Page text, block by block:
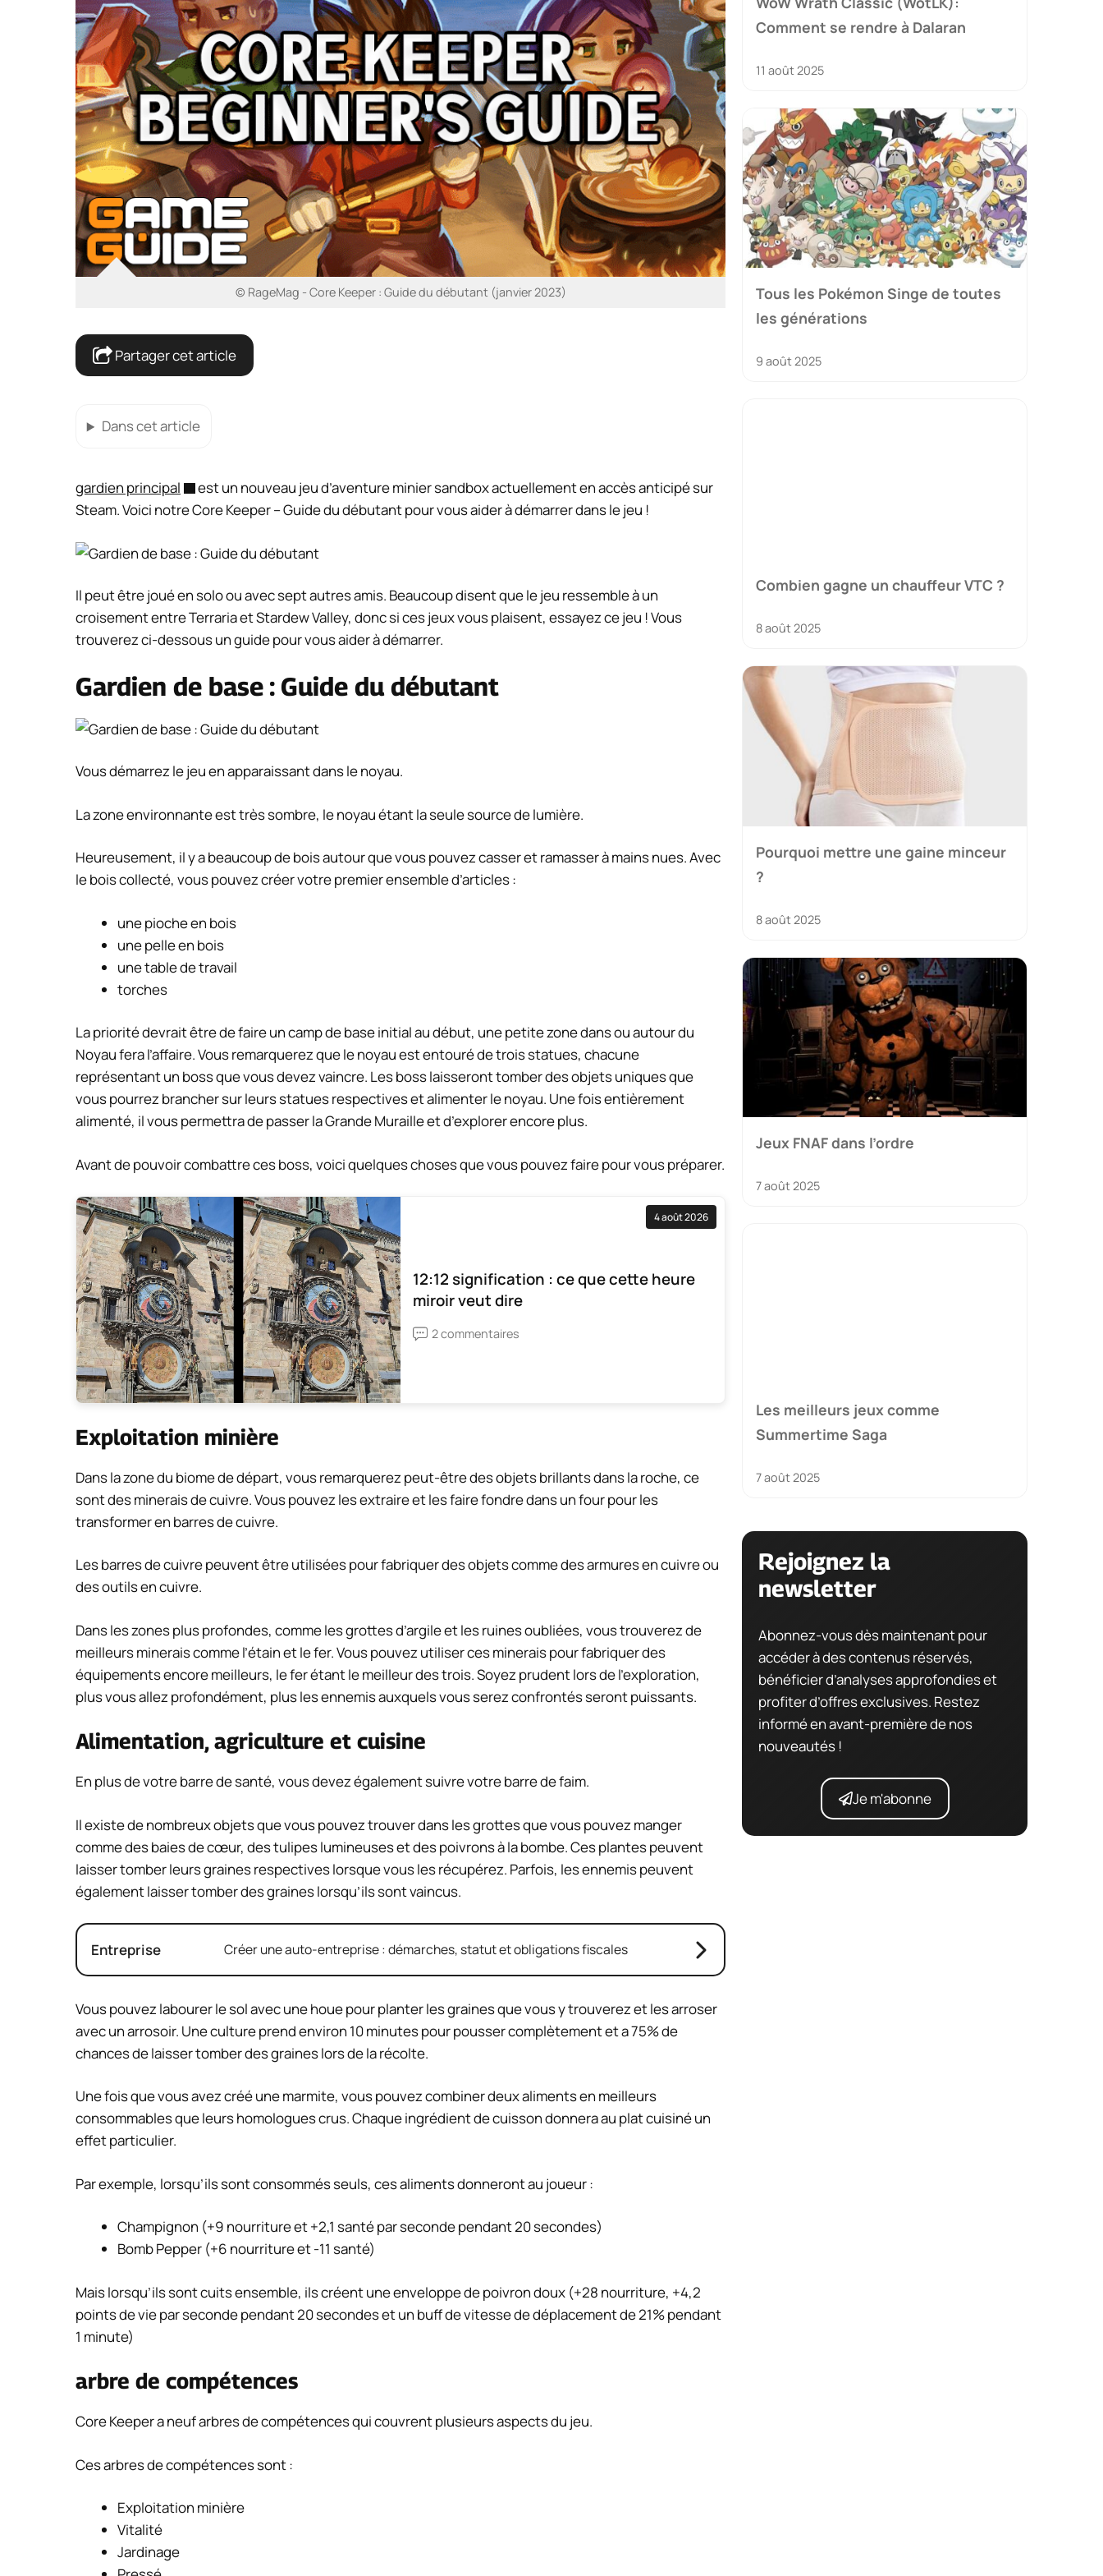
© RageMag - Core Keeper : Guide du débutant (janvier 2023)
Partager cet article
Dans cet article
gardien principal
est un nouveau jeu d’aventure minier sandbox actuellement en accès anticipé sur
Steam. Voici notre Core Keeper – Guide du débutant pour vous aider à démarrer dans le jeu !
Il peut être joué en solo ou avec sept autres amis. Beaucoup disent que le jeu ressemble à un
croisement entre Terraria et Stardew Valley, donc si ces jeux vous plaisent, essayez ce jeu ! Vous
trouverez ci-dessous un guide pour vous aider à démarrer.
Gardien de base : Guide du débutant
Vous démarrez le jeu en apparaissant dans le noyau.
La zone environnante est très sombre, le noyau étant la seule source de lumière.
Heureusement, il y a beaucoup de bois autour que vous pouvez casser et ramasser à mains nues. Avec
le bois collecté, vous pouvez créer votre premier ensemble d’articles :
une pioche en bois
une pelle en bois
une table de travail
torches
La priorité devrait être de faire un camp de base initial au début, une petite zone dans ou autour du
Noyau fera l’affaire. Vous remarquerez que le noyau est entouré de trois statues, chacune
représentant un boss que vous devez vaincre. Les boss laisseront tomber des objets uniques que
vous pourrez brancher sur leurs statues respectives et alimenter le noyau. Une fois entièrement
alimenté, il vous permettra de passer la Grande Muraille et d’explorer encore plus.
Avant de pouvoir combattre ces boss, voici quelques choses que vous pouvez faire pour vous préparer.
4 août 2026
12:12 signification : ce que cette heure
miroir veut dire
2 commentaires
Exploitation minière
Dans la zone du biome de départ, vous remarquerez peut-être des objets brillants dans la roche, ce
sont des minerais de cuivre. Vous pouvez les extraire et les faire fondre dans un four pour les
transformer en barres de cuivre.
Les barres de cuivre peuvent être utilisées pour fabriquer des objets comme des armures en cuivre ou
des outils en cuivre.
Dans les zones plus profondes, comme les grottes d’argile et les ruines oubliées, vous trouverez de
meilleurs minerais comme l’étain et le fer. Vous pouvez utiliser ces minerais pour fabriquer des
équipements encore meilleurs, le fer étant le meilleur des trois. Soyez prudent lors de l’exploration,
plus vous allez profondément, plus les ennemis auxquels vous serez confrontés seront puissants.
Alimentation, agriculture et cuisine
En plus de votre barre de santé, vous devez également suivre votre barre de faim.
Il existe de nombreux objets que vous pouvez trouver dans les grottes que vous pouvez manger
comme des baies de cœur, des tulipes lumineuses et des poivrons à la bombe. Ces plantes peuvent
laisser tomber leurs graines respectives lorsque vous les récupérez. Parfois, les ennemis peuvent
également laisser tomber des graines lorsqu’ils sont vaincus.
Entreprise Créer une auto-entreprise : démarches, statut et obligations fiscales
Vous pouvez labourer le sol avec une houe pour planter les graines que vous y trouverez et les arroser
avec un arrosoir. Une culture prend environ 10 minutes pour pousser complètement et a 75% de
chances de laisser tomber des graines lors de la récolte.
Une fois que vous avez créé une marmite, vous pouvez combiner deux aliments en meilleurs
consommables que leurs homologues crus. Chaque ingrédient de cuisson donnera au plat cuisiné un
effet particulier.
Par exemple, lorsqu’ils sont consommés seuls, ces aliments donneront au joueur :
Champignon (+9 nourriture et +2,1 santé par seconde pendant 20 secondes)
Bomb Pepper (+6 nourriture et -11 santé)
Mais lorsqu’ils sont cuits ensemble, ils créent une enveloppe de poivron doux (+28 nourriture, +4,2
points de vie par seconde pendant 20 secondes et un buff de vitesse de déplacement de 21% pendant
1 minute)
arbre de compétences
Core Keeper a neuf arbres de compétences qui couvrent plusieurs aspects du jeu.
Ces arbres de compétences sont :
Exploitation minière
Vitalité
Jardinage
Comment se rendre à Dalaran
11 août 2025
Tous les Pokémon Singe de toutes
les générations
9 août 2025
Combien gagne un chauffeur VTC ?
8 août 2025
Pourquoi mettre une gaine minceur
?
8 août 2025
Jeux FNAF dans l’ordre
7 août 2025
Les meilleurs jeux comme
Summertime Saga
7 août 2025
Rejoignez la
newsletter
Abonnez-vous dès maintenant pour
accéder à des contenus réservés,
bénéficier d’analyses approfondies et
profiter d’offres exclusives. Restez
informé en avant-première de nos
nouveautés !
Je m'abonne